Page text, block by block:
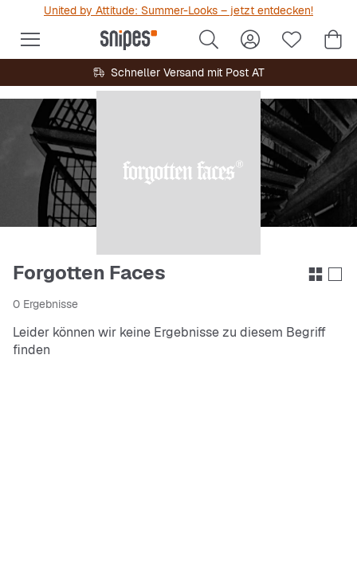
United by Attitude: Summer-Looks – jetzt entdecken!
Schneller Versand mit Post AT
Forgotten Faces
0 Ergebnisse
Leider können wir keine Ergebnisse zu diesem Begriff
finden